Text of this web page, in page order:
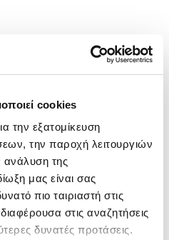
cookies
την εξατομίκευση
την παροχή λειτουργιών
ανάλυση της
μας είναι σας
πιο ταιριαστή στις
στις αναζητήσεις
δυνατές προτάσεις.